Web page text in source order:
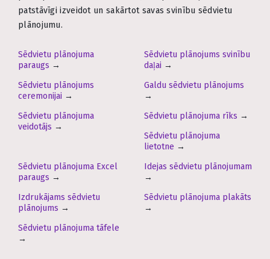
patstāvīgi izveidot un sakārtot savas svinību sēdvietu
plānojumu.
Sēdvietu plānojuma
paraugs →
Sēdvietu plānojums svinību
daļai →
Sēdvietu plānojums
ceremonijai →
Galdu sēdvietu plānojums
→
Sēdvietu plānojuma
veidotājs →
Sēdvietu plānojuma rīks →
Sēdvietu plānojuma
lietotne →
Sēdvietu plānojuma Excel
paraugs →
Idejas sēdvietu plānojumam
→
Izdrukājams sēdvietu
plānojums →
Sēdvietu plānojuma plakāts
→
Sēdvietu plānojuma tāfele
→